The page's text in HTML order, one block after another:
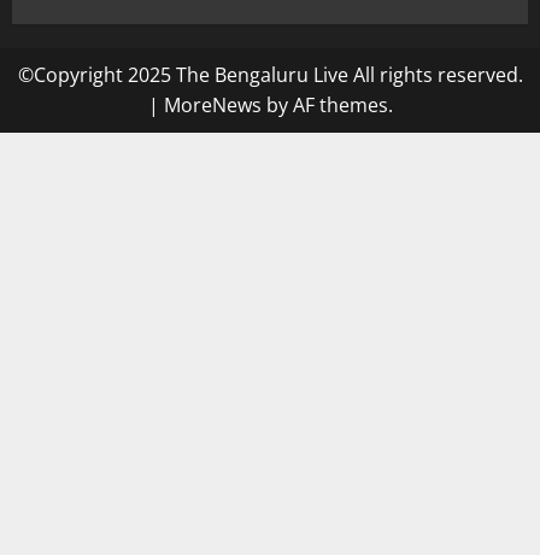
©Copyright 2025 The Bengaluru Live All rights reserved.
| MoreNews by AF themes.